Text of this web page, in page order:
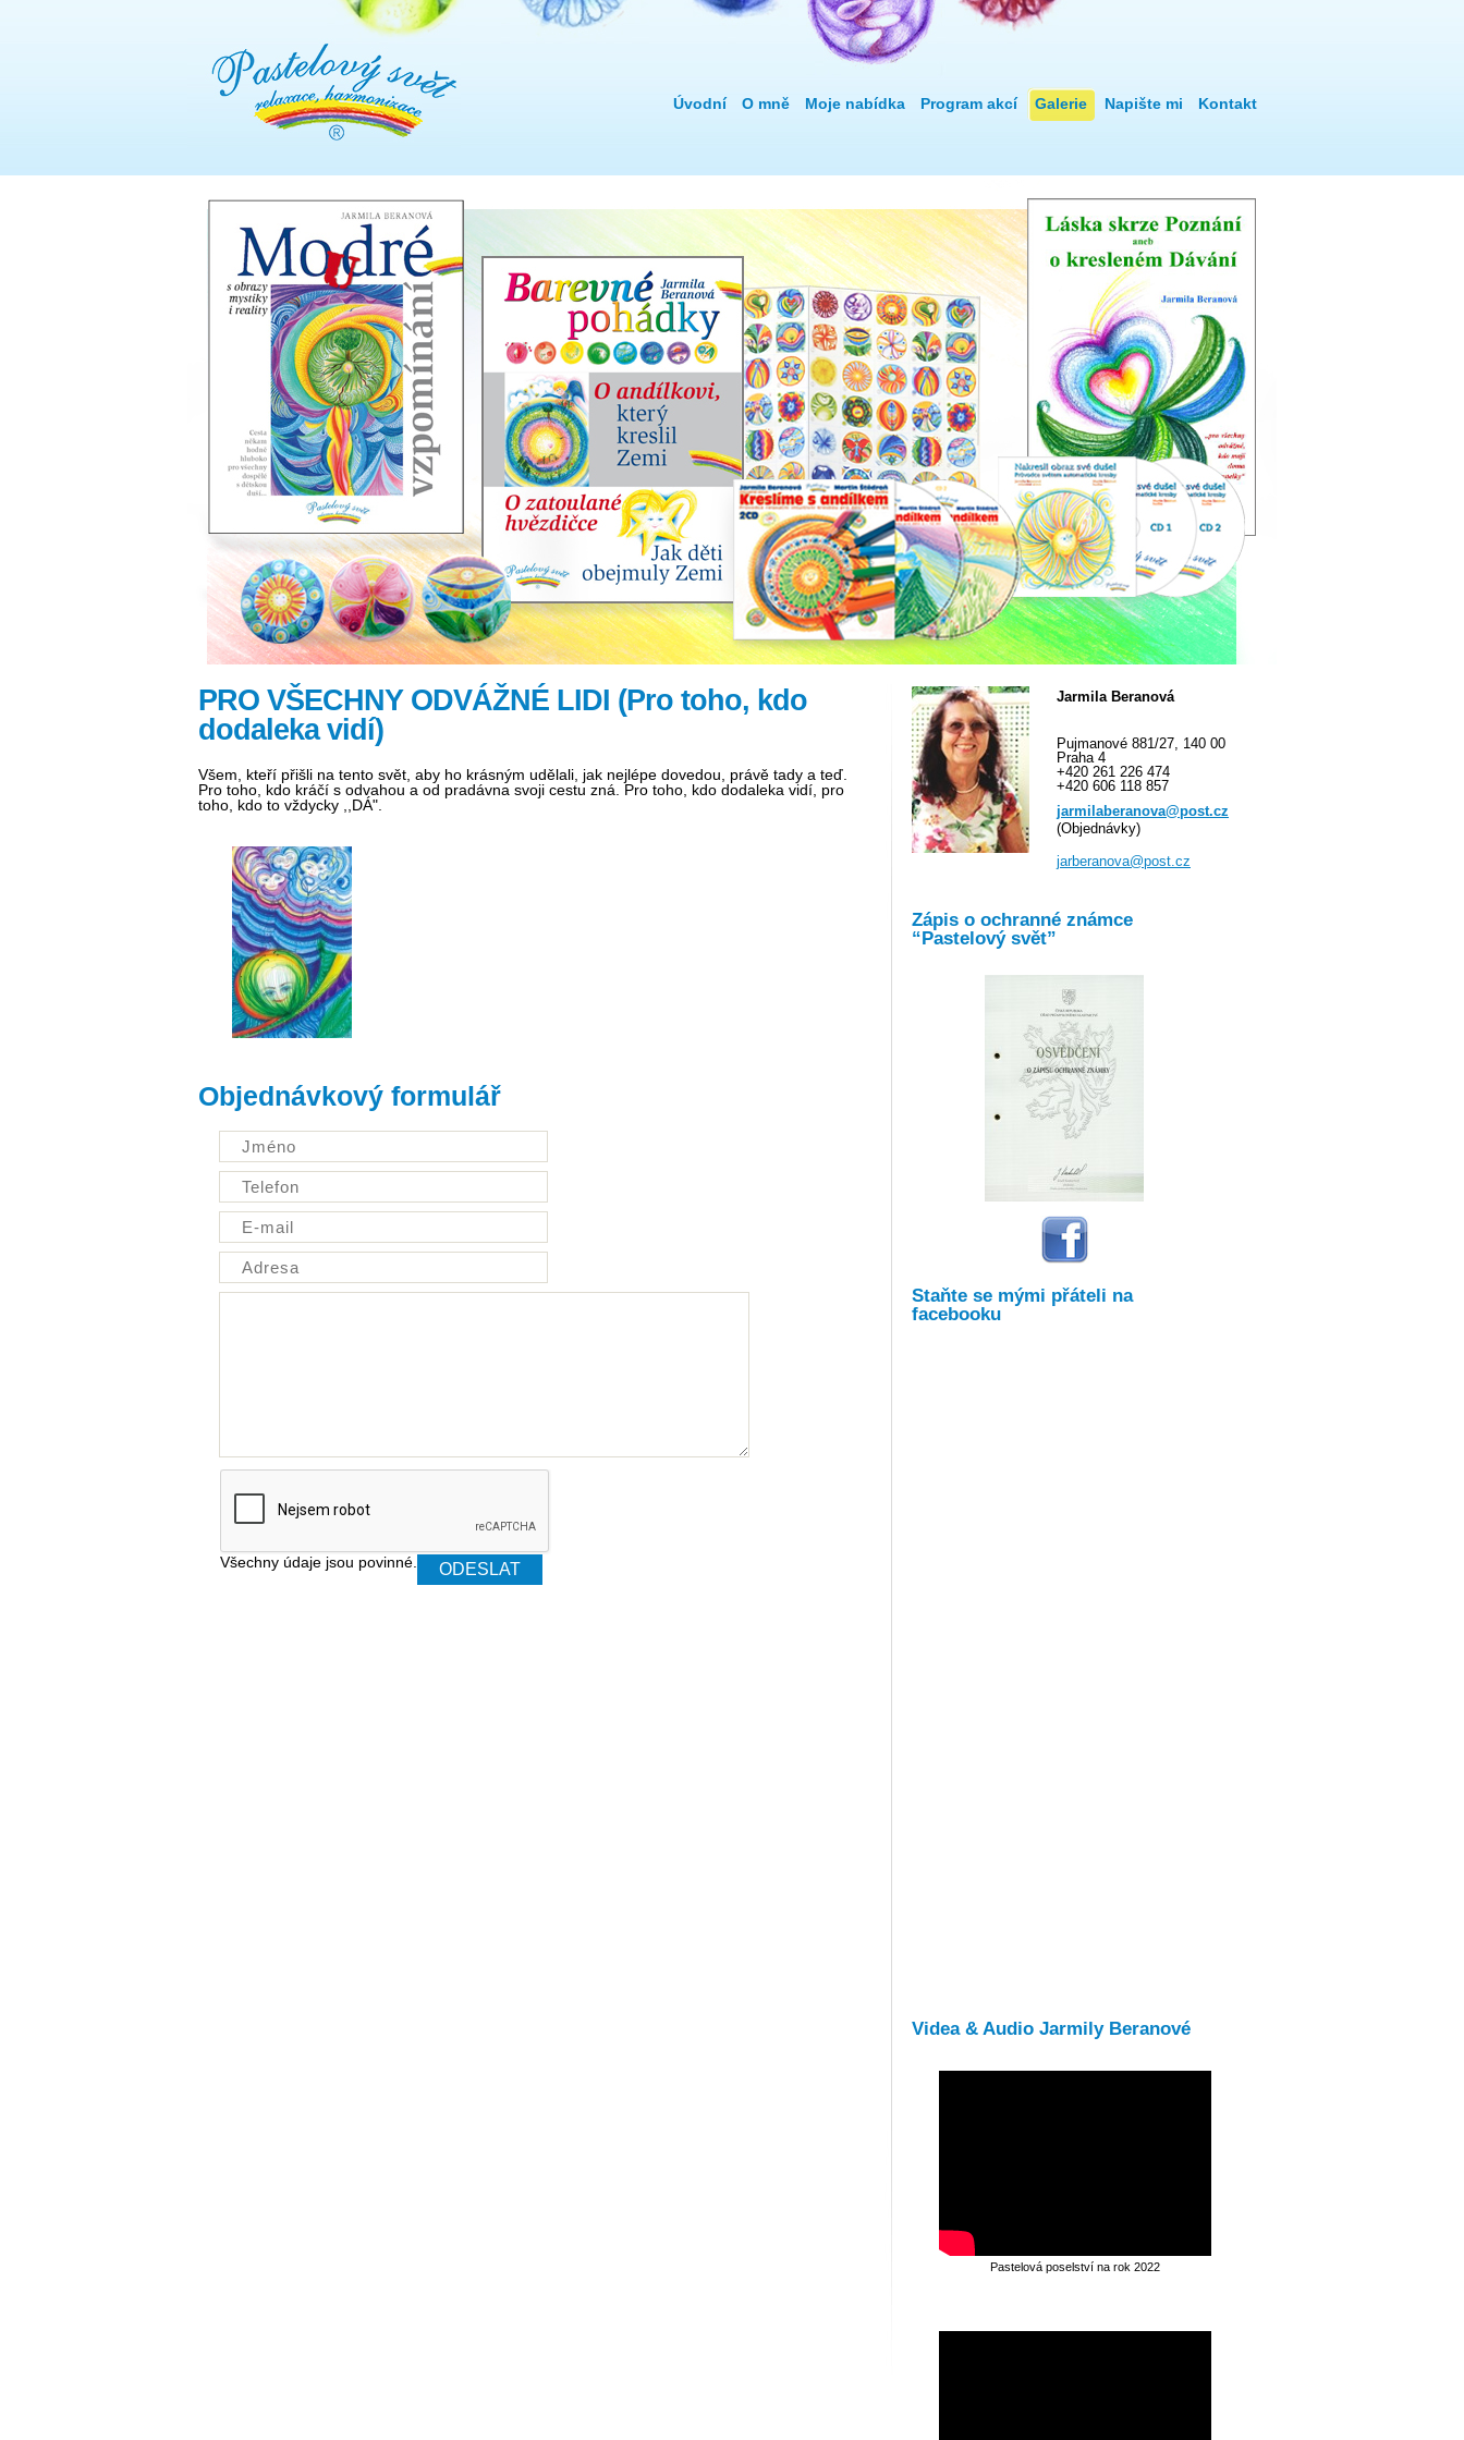
Úvodní O mně Moje nabídka Program akcí Galerie Napište mi Kontakt
PRO VŠECHNY ODVÁŽNÉ LIDI (Pro toho, kdo
dodaleka vidí)
Všem, kteří přišli na tento svět, aby ho krásným udělali, jak nejlépe dovedou, právě tady a teď.
Pro toho, kdo kráčí s odvahou a od pradávna svoji cestu zná. Pro toho, kdo dodaleka vidí, pro
toho, kdo to vždycky ,,DÁ".
Objednávkový formulář
Všechny údaje jsou povinné.
Jarmila Beranová
Pujmanové 881/27, 140 00
Praha 4
+420 261 226 474
+420 606 118 857
jarmilaberanova@post.cz
(Objednávky)
jarberanova@post.cz
Zápis o ochranné známce
“Pastelový svět”
Staňte se mými přáteli na
facebooku
Videa & Audio Jarmily Beranové
Pastelová poselství na rok 2022